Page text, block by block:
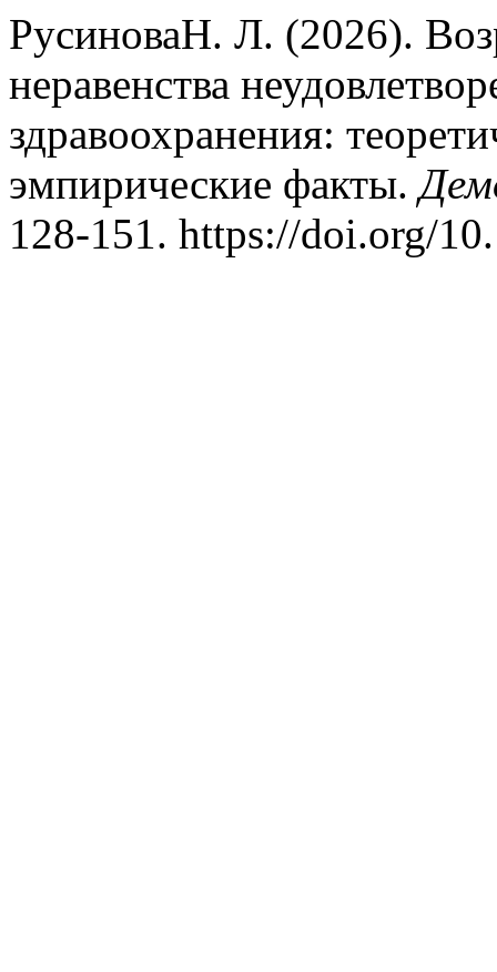
РусиноваН. Л. (2026).
неравенства
здравоохранения:
эмпирические факты.
128-151. https://doi.org/